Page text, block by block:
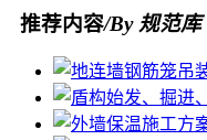
推荐内容/By 规范库